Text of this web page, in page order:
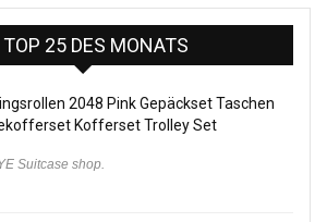
TOP 25 DES MONATS
2048 Pink Gepäckset Taschen
Kofferset Trolley Set
Suitcase shop.